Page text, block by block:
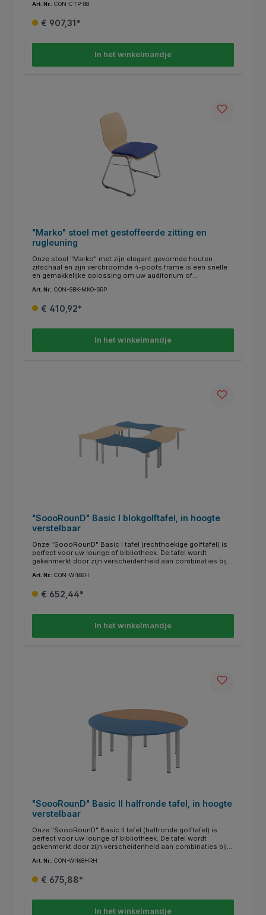
creëer je in een handomdraai ruimte op je bureau. De
de 19 mm dikke melaminehars gecoate spaanplaat met ABS
stroomkabels: 60cm x 50cm, toetsenbordlade: 60cm x
24cm
Art. Nr.: CON-CTP-88
€ 907,31*
In het winkelmandje
"Marko" stoel met gestoffeerde zitting en
rugleuning
Onze stoel "Marko" met zijn elegant gevormde houten
zitschaal en zijn verchroomde 4-poots frame is een snelle
en gemakkelijke oplossing om uw auditorium of
verschillende beitskleuren worden besteld. Kleur bekleding
Art. Nr.: CON-SBK-MKO-SRP
€ 410,92*
In het winkelmandje
"SoooRounD" Basic I blokgolftafel, in hoogte
verstelbaar
Onze "SoooRounD" Basic I tafel (rechthoekige golftafel) is
perfect voor uw lounge of bibliotheek. De tafel wordt
gekenmerkt door zijn verscheidenheid aan combinaties bij
puzzelstukjes in elkaar. Het frame is volledig gelast, de
hoogte verstelbaar van 58-72 cm. De 19 mm dikke
maken en kunnen natuurlijk met een vochtige doek worden
afgeveegd.
Art. Nr.: CON-WI168H
€ 652,44*
In het winkelmandje
"SoooRounD" Basic II halfronde tafel, in hoogte
verstelbaar
Onze "SoooRounD" Basic II tafel (halfronde golftafel) is
perfect voor uw lounge of bibliotheek. De tafel wordt
gekenmerkt door zijn verscheidenheid aan combinaties bij
puzzelstukjes in elkaar. Het frame is volledig gelast, de
hoogte verstelbaar van 58-72 cm. De 19 mm dikke
gemakkelijk schoon te maken en kunnen natuurlijk met een
Art. Nr.: CON-WI168HRH
€ 675,88*
In het winkelmandje